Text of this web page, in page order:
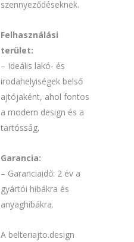
szennyeződéseknek.
Felhasználási
terület:
– Ideális lakó- és
irodahelyiségek belső
ajtójaként, ahol fontos
a modern design és a
tartósság.
Garancia:
– Garanciaidő: 2 év a
gyártói hibákra és
anyaghibákra.
A belteriajto.design